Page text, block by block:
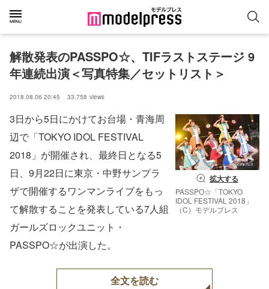
解散発表のPASSPO☆、TIFラストステージ 9
年連続出演＜写真特集／セットリスト＞
2018.08.06 20:45 33,758 views
拡大する
PASSPO☆「TOKYO
IDOL FESTIVAL 2018」
（C）モデルプレス
3日から5日にかけてお台場・青海周
辺で「TOKYO IDOL FESTIVAL
2018」が開催され、最終日となる5
日、9月22日に東京・中野サンプラ
ザで開催するワンマンライブをもっ
て解散することを発表している7人組
ガールズロックユニット・
PASSPO☆が出演した。
全文を読む